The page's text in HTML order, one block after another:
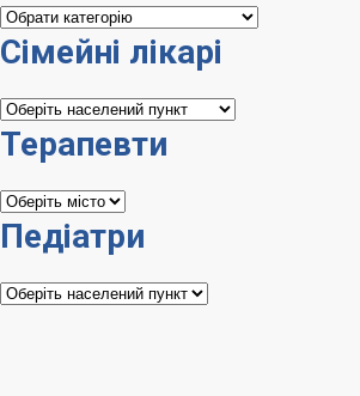
Категорії
Сімейні лікарі
Сімейні
лікарі
Терапевти
Терапевти
Педіатри
Педіатри